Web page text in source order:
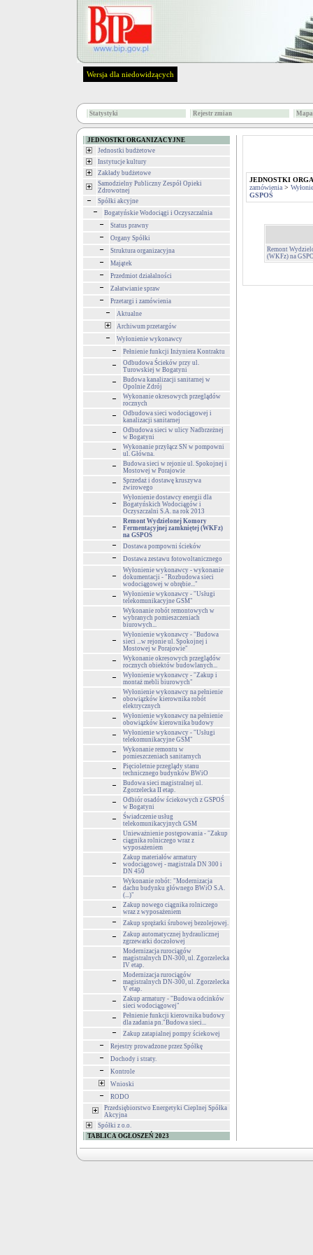
Wersja dla niedowidzących
Statystyki Rejestr zmian
JEDNOSTKI ORGANIZACYJNE
Jednostki budżetowe
Instytucje kultury
Zakłady budżetowe
Samodzielny Publiczny Zespół Opieki
Zdrowotnej
Spółki akcyjne
Bogatyńskie Wodociągi i Oczyszczalnia
Status prawny
Organy Spółki
Struktura organizacyjna
Majątek
Przedmiot działalności
Załatwianie spraw
Przetargi i zamówienia
Aktualne
Archiwum przetargów
Wyłonienie wykonawcy
Pełnienie funkcji Inżyniera Kontraktu
Odbudowa Ścieków przy ul.
Turowskiej w Bogatyni
Budowa kanalizacji sanitarnej w
Opolnie Zdrój
Wykonanie okresowych przeglądów
rocznych
Odbudowa sieci wodociągowej i
kanalizacji sanitarnej
Odbudowa sieci w ulicy Nadbrzeżnej
w Bogatyni
Wykonanie przyłącz SN w pompowni
ul. Główna.
Budowa sieci w rejonie ul. Spokojnej i
Mostowej w Porajowie
Sprzedaż i dostawę kruszywa
żwirowego
Wyłonienie dostawcy energii dla
Bogatyńskich Wodociągów i
Oczyszczalni S.A. na rok 2013
Remont Wydzielonej Komory
Fermentacyjnej zamkniętej (WKFz)
na GSPOŚ
Dostawa pompowni ścieków
Dostawa zestawu fotowoltanicznego
Wyłonienie wykonawcy - wykonanie
dokumentacji - "Rozbudowa sieci
wodociągowej w obrębie..."
Wyłonienie wykonawcy - "Usługi
telekomunikacyjne GSM"
Wykonanie robót remontowych w
wybranych pomieszczeniach
biurowych...
Wyłonienie wykonawcy - "Budowa
sieci ...w rejonie ul. Spokojnej i
Mostowej w Porajowie"
Wykonanie okresowych przeglądów
rocznych obiektów budowlanych...
Wyłonienie wykonawcy - "Zakup i
montaż mebli biurowych"
Wyłonienie wykonawcy na pełnienie
obowiązków kierownika robót
elektrycznych
Wyłonienie wykonawcy na pełnienie
obowiązków kierownika budowy
Wyłonienie wykonawcy - "Usługi
telekomunikacyjne GSM"
Wykonanie remontu w
pomieszczeniach sanitarnych
Pięcioletnie przeglądy stanu
technicznego budynków BWiO
Budowa sieci magistralnej ul.
Zgorzelecka II etap.
Odbiór osadów ściekowych z GSPOŚ
w Bogatyni
Świadczenie usług
telekomunikacyjnych GSM
Unieważnienie postępowania - "Zakup
ciągnika rolniczego wraz z
wyposażeniem
Zakup materiałów armatury
wodociągowej - magistrala DN 300 i
DN 450
Wykonanie robót: "Modernizacja
dachu budynku głównego BWiO S.A.
(...)"
Zakup nowego ciągnika rolniczego
wraz z wyposażeniem
Zakup sprężarki śrubowej bezolejowej.
Zakup automatycznej hydraulicznej
zgrzewarki doczołowej
Modernizacja rurociągów
magistralnych DN-300, ul. Zgorzelecka
IV etap.
Modernizacja rurociągów
magistralnych DN-300, ul. Zgorzelecka
V etap.
Zakup armatury - "Budowa odcinków
sieci wodociągowej"
Pełnienie funkcji kierownika budowy
dla zadania pn."Budowa sieci...
Zakup zatapialnej pompy ściekowej
Rejestry prowadzone przez Spółkę
Dochody i straty.
Kontrole
Wnioski
RODO
Przedsiębiorstwo Energetyki Cieplnej Spółka
Akcyjna
Spółki z o.o.
TABLICA OGŁOSZEŃ 2023
JEDNOSTKI
zamówienia >
GSPOŚ
Remont
(WKFz) na